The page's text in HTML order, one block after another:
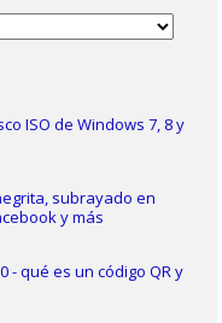
ISO de Windows 7, 8 y
subrayado en
y más
- qué es un código QR y